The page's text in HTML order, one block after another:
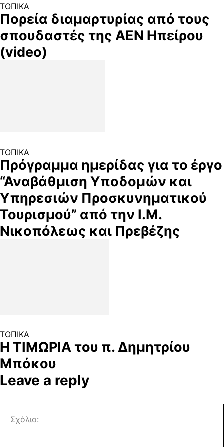
ΤΟΠΙΚΑ
Πορεία διαμαρτυρίας από τους
σπουδαστές της ΑΕΝ Ηπείρου
(video)
ΤΟΠΙΚΑ
Πρόγραμμα ημερίδας για το έργο
“Αναβάθμιση Υποδομών και
Υπηρεσιών Προσκυνηματικού
Τουρισμού” από την Ι.Μ.
Νικοπόλεως και Πρεβέζης
ΤΟΠΙΚΑ
Η ΤΙΜΩΡΙΑ του π. Δημητρίου
Μπόκου
Leave a reply